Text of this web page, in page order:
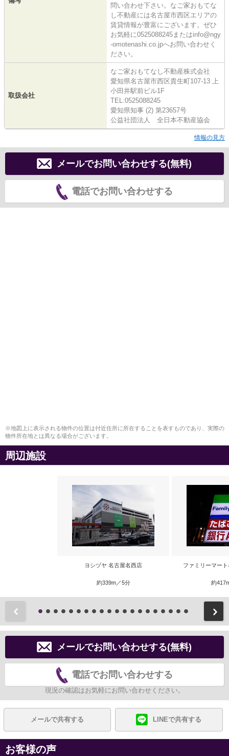
問い合わせ下さい。なご家おもてな
し不動産には名古屋市西区エリアの
賃貸情報が豊富にございます。ぜひ
お気軽に0525088245またはinfo@ngy
-omotenashi.co.jpへお問い合わせく
ださい。
取扱会社
なご家おもてなし不動産株式会社
愛知県名古屋市西区貴生町107-13 上
小田井駅前ビル1F
TEL:0525088245
愛知県知事 (2) 第23657号
公益社団法人 全日本不動産協会
情報の見方
メールでお問い合わせする(無料)
電話でお問い合わせする
※地図上に表示される物件の位置は付近住所に所在することを表すものであり、実際の
物件所在地とは異なる場合がございます。
周辺施設
ヨシヅヤ 名古屋名西店
約339m／5分
ファミリーマー
約
メールでお問い合わせする(無料)
電話でお問い合わせする
現況の確認はお気軽にお問い合わせください。
メールで共有する LINEで共有する
お客様の声